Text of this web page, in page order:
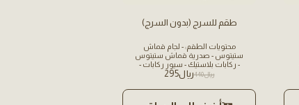
طقم للسرج (بدون السرج)
محتويات الطقم: - لجام قماش
ستيتوس - صدرية قماش ستيتوس
- ركابات بلاستيك - سيور ركابات -
حزام بطن - شكيمة - لبادة سميكه
﷼440﷼295